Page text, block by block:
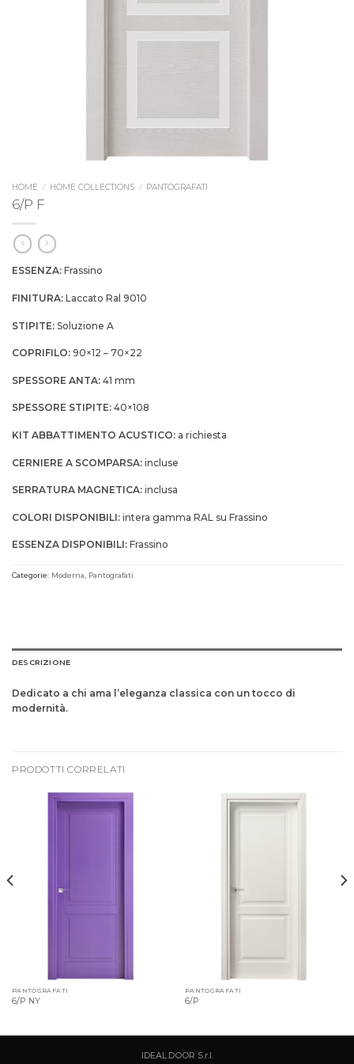
HOME / HOME COLLECTIONS / PANTOGRAFATI
6/P F
ESSENZA: Frassino
FINITURA: Laccato Ral 9010
STIPITE: Soluzione A
COPRIFILO: 90×12 – 70×22
SPESSORE ANTA: 41 mm
SPESSORE STIPITE: 40×108
KIT ABBATTIMENTO ACUSTICO: a richiesta
CERNIERE A SCOMPARSA: incluse
SERRATURA MAGNETICA: inclusa
COLORI DISPONIBILI: intera gamma RAL su Frassino
ESSENZA DISPONIBILI: Frassino
Categorie: Moderna Pantografati
DESCRIZIONE
Dedicato a chi ama l’eleganza classica con un tocco di
modernità.
PRODOTTI CORRELATI
PANTOGRAFATI
6/P NY
PANTOGRAFATI
6/P
IDEAL.DOOR S.r.l.